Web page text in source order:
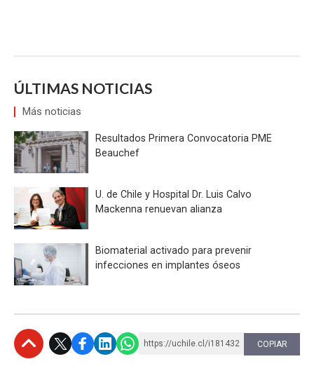
ÚLTIMAS NOTICIAS
Más noticias
Resultados Primera Convocatoria PME
Beauchef
U. de Chile y Hospital Dr. Luis Calvo
Mackenna renuevan alianza
Biomaterial activado para prevenir
infecciones en implantes óseos
https://uchile.cl/i181432 COPIAR